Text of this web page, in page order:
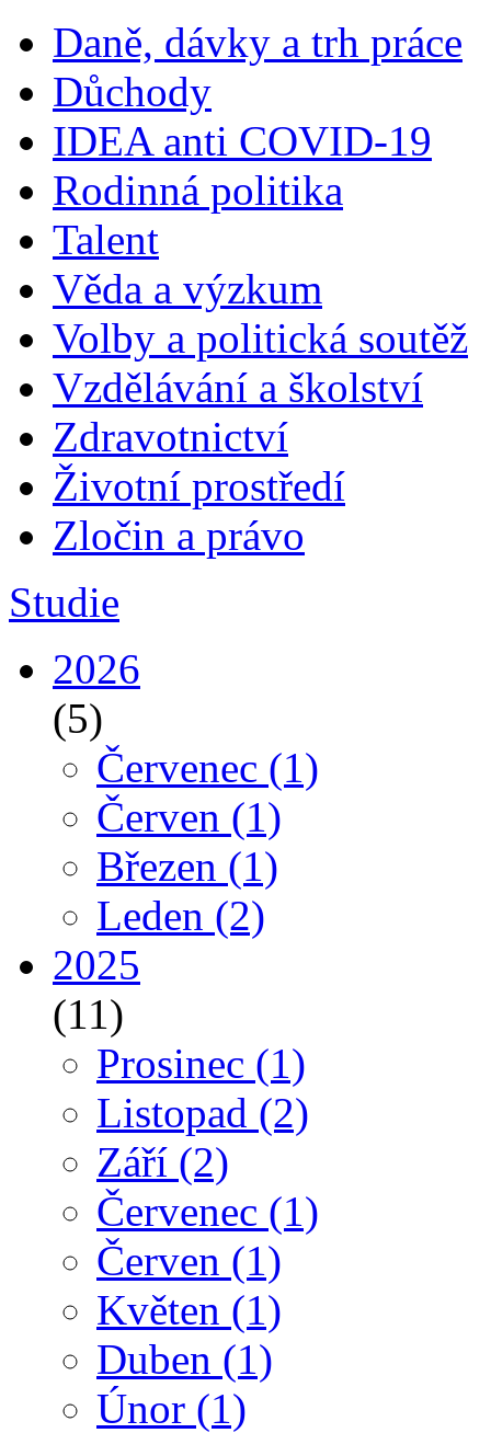
Daně, dávky a trh práce
Důchody
IDEA anti COVID-19
Rodinná politika
Talent
Věda a výzkum
Volby a politická soutěž
Vzdělávání a školství
Zdravotnictví
Životní prostředí
Zločin a právo
Studie
2026
(5)
Červenec (1)
Červen (1)
Březen (1)
Leden (2)
2025
(11)
Prosinec (1)
Listopad (2)
Září (2)
Červenec (1)
Červen (1)
Květen (1)
Duben (1)
Únor (1)